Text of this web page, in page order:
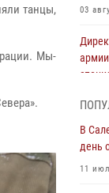
танцы,
Мы-
03
В
день
11